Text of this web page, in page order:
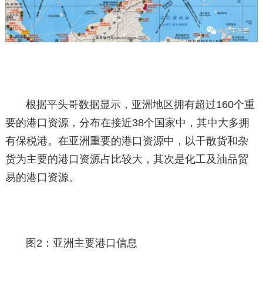
根据平头哥数据显示，亚洲地区拥有超过160个重
要的港口资源，分布在接近38个国家中，其中大多拥
有保税港。在亚洲重要的港口资源中，以干散货和杂
货为主要的港口资源占比较大，其次是化工及油品贸
易的港口资源。
图2：亚洲主要港口信息